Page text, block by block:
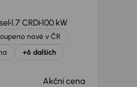
1.7 CRDi100 kW
nové v ČR
+6 dalších
Akční cena